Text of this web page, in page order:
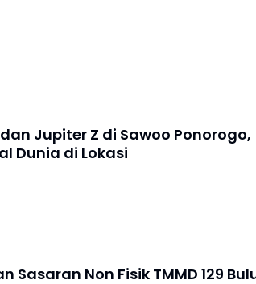
Jupiter Z di Sawoo Ponorogo,
Dunia di Lokasi
Non Fisik TMMD 129